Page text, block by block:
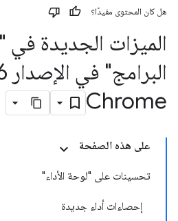
هل كان المحتوى مفيدًا؟
الميزات الجديدة
Chrome
على هذه الصفحة
تحسينات على "لوحة الأداء"
إحصاءات أداء جديدة